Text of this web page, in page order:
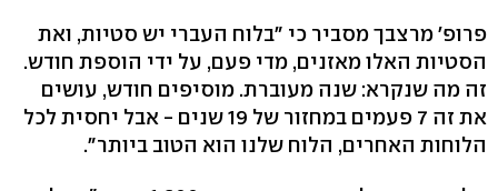
פרופ' מרצבך מסביר כי "בלוח העברי יש סטיות, ואת
הסטיות האלו מאזנים, מדי פעם, על ידי הוספת חודש.
זה מה שנקרא: שנה מעוברת. מוסיפים חודש, עושים
את זה 7 פעמים במחזור של 19 שנים - אבל יחסית לכל
הלוחות האחרים, הלוח שלנו הוא הטוב ביותר".